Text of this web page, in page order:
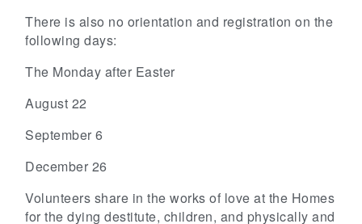
There is also no orientation and registration on the
following days:
The Monday after Easter
August 22
September 6
December 26
Volunteers share in the works of love at the Homes
for the dying destitute, children, and physically and